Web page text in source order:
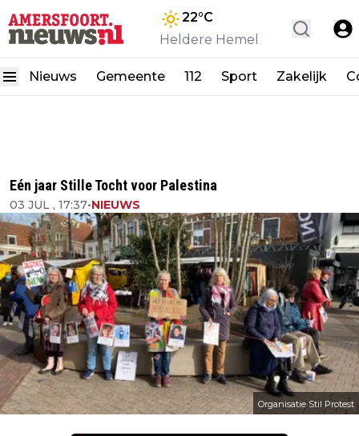
22°C
Heldere Hemel
Nieuws Gemeente 112 Sport Zakelijk
Eén jaar Stille Tocht voor Palestina
03 JUL , 17:37•NIEUWS
Organisatie Stil Protest